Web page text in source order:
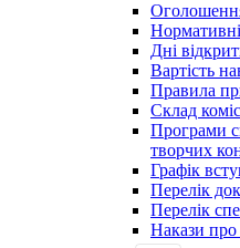
Дні
Вартість
Правила
Склад
Програми
творчих
Графік
Перелік
Перелік
Накази про